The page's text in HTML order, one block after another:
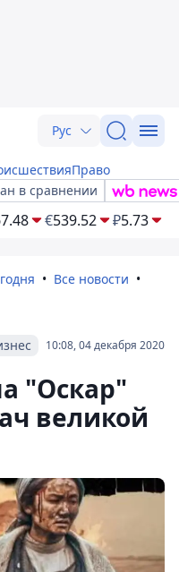
Рус
Право
в сравнении
€539.52 ₽5.73
Все новости
10:08, 04 декабря 2020
"Оскар"
великой